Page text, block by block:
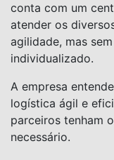
conta com um
atender os
agilidade, mas
individualizado.
A empresa
logística ágil e
parceiros tenham
necessário.